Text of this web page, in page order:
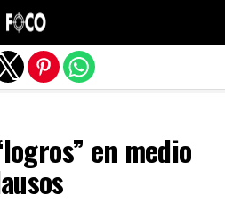
en medio
la versión móvil